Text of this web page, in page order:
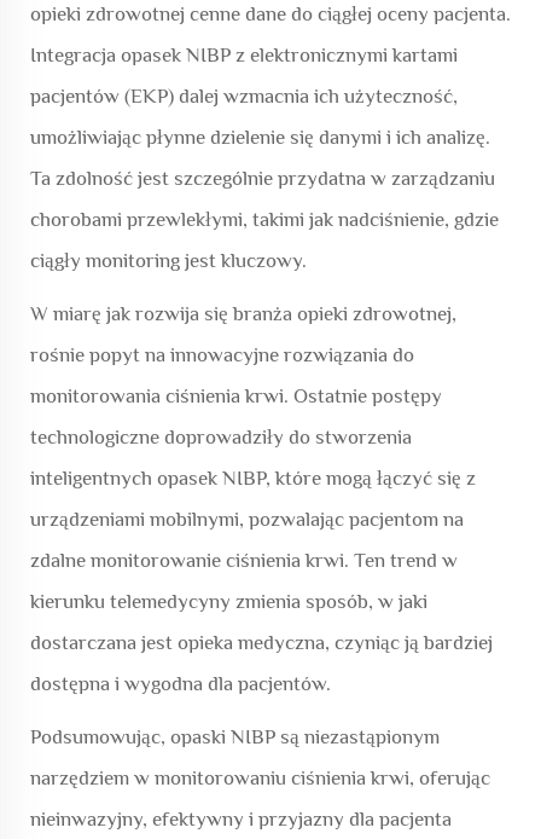
opieki zdrowotnej cenne dane do ciągłej oceny pacjenta.
Integracja opasek NIBP z elektronicznymi kartami
pacjentów (EKP) dalej wzmacnia ich użyteczność,
umożliwiając płynne dzielenie się danymi i ich analizę.
Ta zdolność jest szczególnie przydatna w zarządzaniu
chorobami przewlekłymi, takimi jak nadciśnienie, gdzie
ciągły monitoring jest kluczowy.
W miarę jak rozwija się branża opieki zdrowotnej,
rośnie popyt na innowacyjne rozwiązania do
monitorowania ciśnienia krwi. Ostatnie postępy
technologiczne doprowadziły do stworzenia
inteligentnych opasek NIBP, które mogą łączyć się z
urządzeniami mobilnymi, pozwalając pacjentom na
zdalne monitorowanie ciśnienia krwi. Ten trend w
kierunku telemedycyny zmienia sposób, w jaki
dostarczana jest opieka medyczna, czyniąc ją bardziej
dostępna i wygodna dla pacjentów.
Podsumowując, opaski NIBP są niezastąpionym
narzędziem w monitorowaniu ciśnienia krwi, oferując
nieinwazyjny, efektywny i przyjazny dla pacjenta